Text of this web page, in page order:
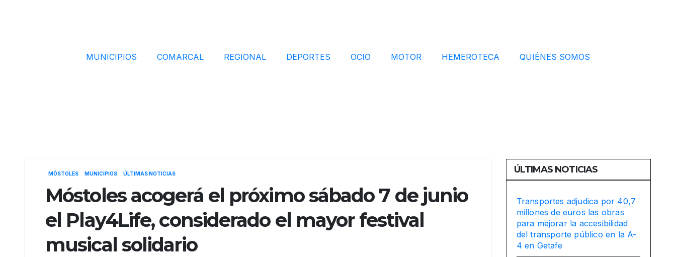
MUNICIPIOS COMARCAL REGIONAL DEPORTES OCIO MOTOR HEMEROTECA QUIÉNES SOMOS
MÓSTOLES MUNICIPIOS ÚLTIMAS NOTICIAS
Móstoles acogerá el próximo sábado 7 de junio
el Play4Life, considerado el mayor festival
musical solidario
ÚLTIMAS NOTICIAS
Transportes adjudica por 40,7
millones de euros las obras
para mejorar la accesibilidad
del transporte público en la A-
4 en Getafe